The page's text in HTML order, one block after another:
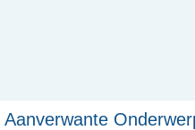
Aanverwante